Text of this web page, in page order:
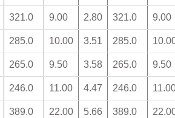
321.0 9.00 2.80 321.0 9.00
285.0 10.00 3.51 285.0
265.0 9.50 3.58 265.0 9.50
246.0 11.00 4.47 246.0
389.0 22.00 5.66 389.0